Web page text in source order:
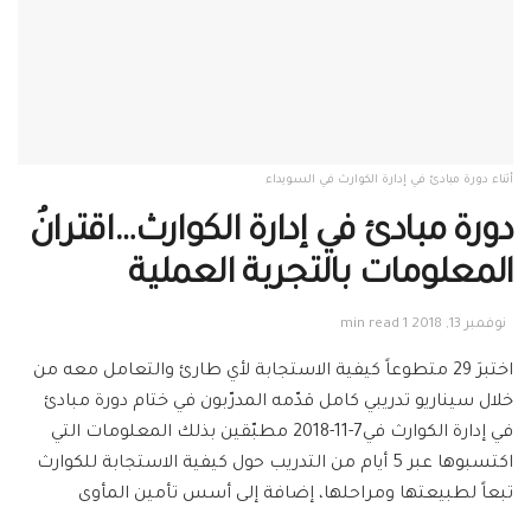
أثناء دورة مبادئ في إدارة الكوارث في السويداء
دورة مبادئ في إدارة الكوارث…اقترانُ
المعلومات بالتجربة العملية
نوفمبر 13, 2018 1 min read
اختبرَ 29 متطوعاً كيفية الاستجابة لأي طارئ والتعامل معه من
خلال سيناريو تدريبي كامل قدّمه المدرّبون في ختام دورة مبادئ
في إدارة الكوارث في7-11-2018 مطبّقين بذلك المعلومات التي
اكتسبوها عبر 5 أيام من التدريب حول كيفية الاستجابة للكوارث
تبعاً لطبيعتها ومراحلها، إضافة إلى أسس تأمين المأوى